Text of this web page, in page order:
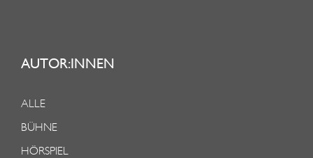
AUTOR:INNEN
ALLE
BÜHNE
HÖRSPIEL